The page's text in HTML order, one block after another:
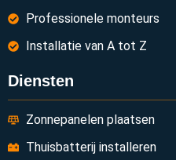
Professionele monteurs
Installatie van A tot Z
Diensten
Zonnepanelen plaatsen
Thuisbatterij installeren